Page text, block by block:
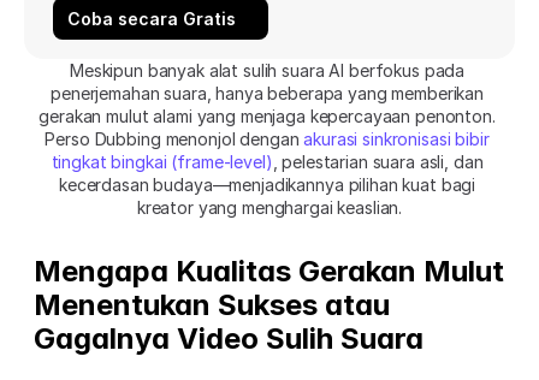
Coba secara Gratis
Meskipun banyak alat sulih suara AI berfokus pada
penerjemahan suara, hanya beberapa yang memberikan
gerakan mulut alami yang menjaga kepercayaan penonton.
Perso Dubbing menonjol dengan akurasi sinkronisasi bibir
tingkat bingkai (frame-level) , pelestarian suara asli, dan
kecerdasan budaya—menjadikannya pilihan kuat bagi
kreator yang menghargai keaslian.
Mengapa Kualitas Gerakan Mulut
Menentukan Sukses atau
Gagalnya Video Sulih Suara